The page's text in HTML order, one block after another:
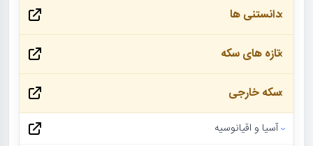
دانستنی ها
تازه های سکه
سکه خارجی
آسیا و اقیانوسیه